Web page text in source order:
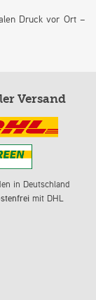
Druck vor Ort –
Versand
in Deutschland
mit DHL